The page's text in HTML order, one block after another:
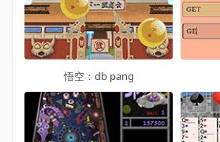
悟空：db pang